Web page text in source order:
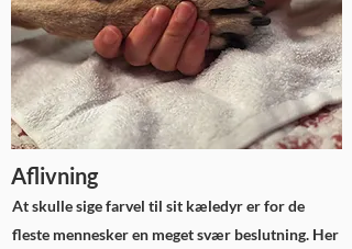
Aflivning
At skulle sige farvel til sit kæledyr er for de
fleste mennesker en meget svær beslutning. Her